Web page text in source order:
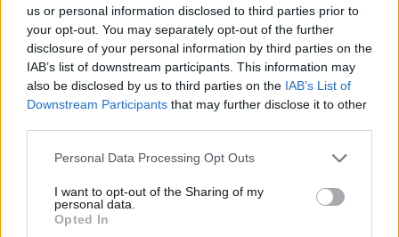
us or personal information disclosed to third parties prior to
your opt-out. You may separately opt-out of the further
disclosure of your personal information by third parties on the
IAB’s list of downstream participants. This information may
also be disclosed by us to third parties on the IAB’s List of
Downstream Participants that may further disclose it to other
Please note that this website/app uses one or more Google
not limited to your visit or usage behaviour. You may click to
grant or deny consent to Google and its third-party tags to
use your data for below specified purposes in below Google
Personal Data Processing Opt Outs
I want to opt-out of the Sharing of my
personal data.
Opted In
Xαρακτήρες: 0/1000